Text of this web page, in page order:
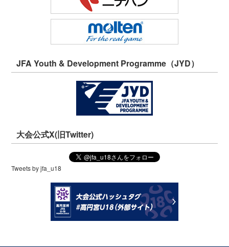
JFA Youth & Development Programme（JYD）
大会公式X(旧Twitter)
Tweets by jfa_u18